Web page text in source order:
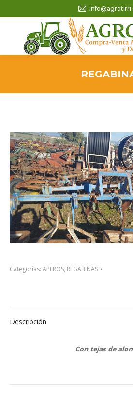
Categorías: APEROS, REGABINAS
Descripción
Con tejas de